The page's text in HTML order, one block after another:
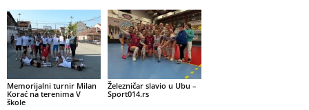
Memorijalni turnir Milan
Korać na terenima V
škole
Železničar slavio u Ubu –
Sport014.rs